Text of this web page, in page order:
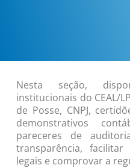
Nesta seção,
institucionais do CEAL/
de Posse, CNPJ,
demonstrativos
pareceres de
transparência,
legais e comprovar a